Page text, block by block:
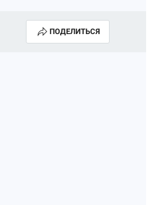
ПОДЕЛИТЬСЯ